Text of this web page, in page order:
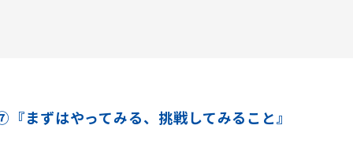
まずはやってみる、挑戦してみること』